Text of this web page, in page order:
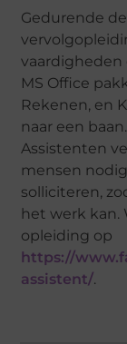
Gedurende
vaardigheden
MS Office
Rekenen, en
naar een
Assistenten
mensen
solliciteren,
het werk
opleiding op
https://
assistent/.